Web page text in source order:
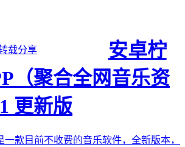
载分享
安卓柠
（聚合全网音乐资
更新版
款目前不收费的音乐软件，全新版本，